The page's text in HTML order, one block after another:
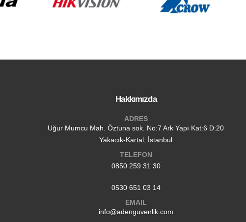
Hakkımızda
ADRES
Uğur Mumcu Mah. Öztuna sok. No:7 Ark Yapı Kat:6 D:20
Yakacık-Kartal, İstanbul
TELEFON
0850 259 31 30
0530 651 03 14
EMAIL
info@adenguvenlik.com